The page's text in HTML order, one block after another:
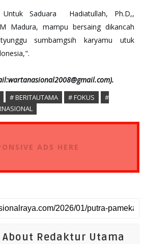
Untuk Saduara Hadiatullah, Ph.D,,
Madura, mampu bersaing dikancah
sumbamgsih karyamu utuk
# BERITAUTAMA # FOKUS
#
ADS HERE
About Redaktur Utama